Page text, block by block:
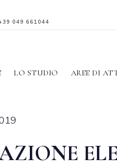
049 661044
LO STUDIO AREE DI